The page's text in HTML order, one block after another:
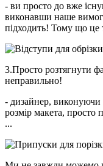
- ви просто до вже
виконавши наше
підходить! Тому що це
3.Просто розтягнути
неправильно!
- дизайнер, виконуючи
розмір макета, просто
...